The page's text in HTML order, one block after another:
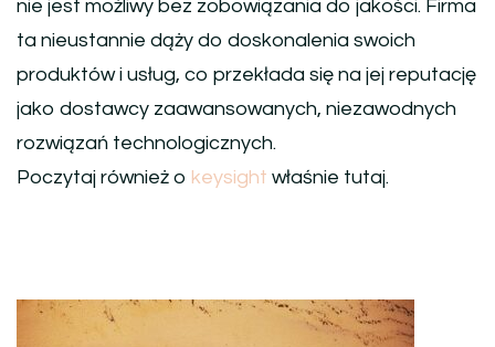
nie jest możliwy bez zobowiązania do jakości. Firma
ta nieustannie dąży do doskonalenia swoich
produktów i usług, co przekłada się na jej reputację
jako dostawcy zaawansowanych, niezawodnych
rozwiązań technologicznych.
Poczytaj również o keysight właśnie tutaj.
Nawigacja